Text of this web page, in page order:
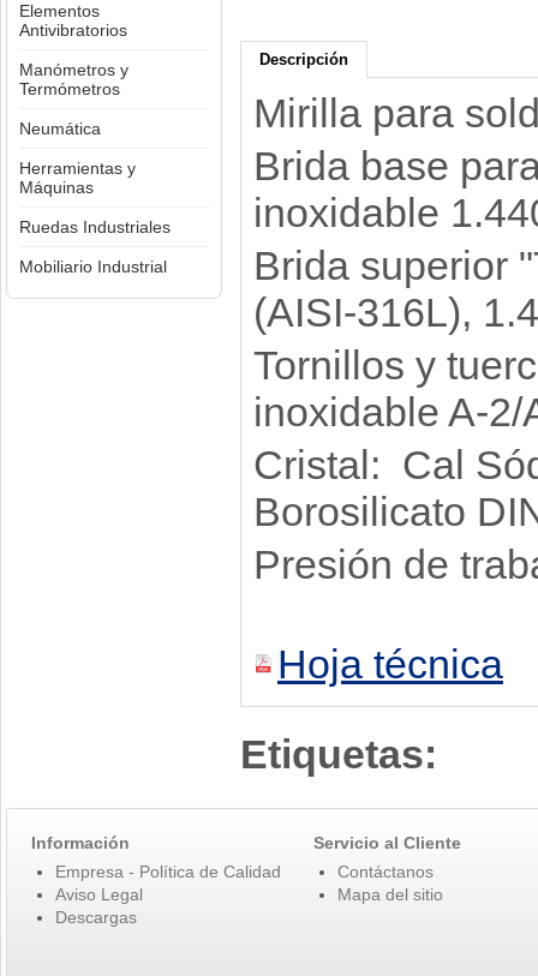
Elementos
Antivibratorios
Manómetros y
Termómetros
Neumática
Herramientas y
Máquinas
Ruedas Industriales
Mobiliario Industrial
Descripción
Mirilla para
Brida base
inoxidable
Brida superior
(AISI-316L),
Tornillos y
inoxidable A-2/
Cristal: Cal
Borosilicato
Presión de
Hoja técnica
Etiquetas:
Información
Empresa - Política de Calidad
Aviso Legal
Descargas
Servicio al Cliente
Contáctanos
Mapa del sitio